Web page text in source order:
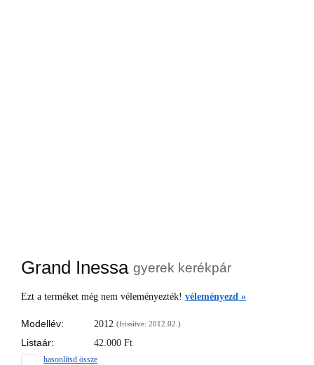
Grand Inessa gyerek kerékpár
Ezt a terméket még nem véleményezték! véleményezd »
Modellév: 2012 (frissítve: 2012.02.)
Listaár: 42.000 Ft
hasonlítsd össze